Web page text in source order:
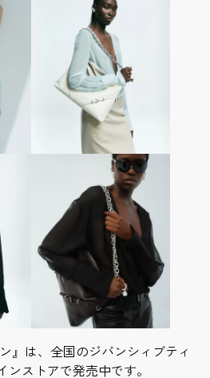
』は、全国のジバンシィブティ
ストアで発売中です。